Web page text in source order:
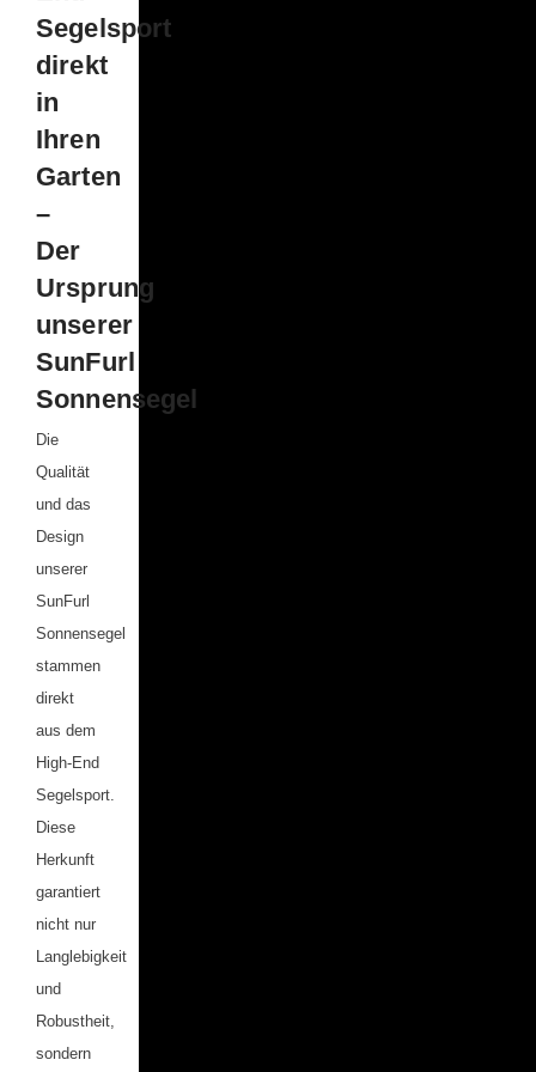
Segelsport
direkt
in
Ihren
Garten
–
Der
Ursprung
unserer
SunFurl
Sonnensegel
Die
Qualität
und das
Design
unserer
SunFurl
Sonnensegel
stammen
direkt
aus dem
High-End
Segelsport.
Diese
Herkunft
garantiert
nicht nur
Langlebigkeit
und
Robustheit,
sondern